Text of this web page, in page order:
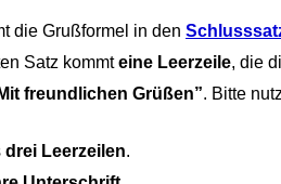
die Grußformel in den
Satz kommteine Leerzeile, die
freundlichen Grüßen”. Bitte
drei Leerzeilen.